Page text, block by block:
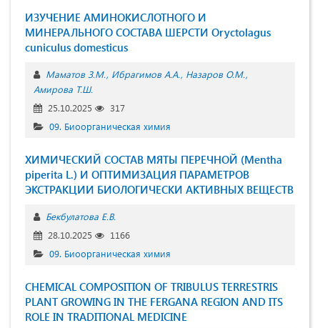
ИЗУЧЕНИЕ АМИНОКИСЛОТНОГО И
МИНЕРАЛЬНОГО СОСТАВА ШЕРСТИ Oryctolagus
cuniculus domesticus
Маматов З.М. Ибрагимов А.А. Назаров О.М.
Амирова Т.Ш.
25.10.2025
317
09. Биоорганическая химия
ХИМИЧЕСКИЙ СОСТАВ МЯТЫ ПЕРЕЧНОЙ (Mentha
piperita L.) И ОПТИМИЗАЦИЯ ПАРАМЕТРОВ
ЭКСТРАКЦИИ БИОЛОГИЧЕСКИ АКТИВНЫХ ВЕЩЕСТВ
Бекбулатова Е.В.
28.10.2025
1166
09. Биоорганическая химия
CHEMICAL COMPOSITION OF TRIBULUS TERRESTRIS
PLANT GROWING IN THE FERGANA REGION AND ITS
ROLE IN TRADITIONAL MEDICINE